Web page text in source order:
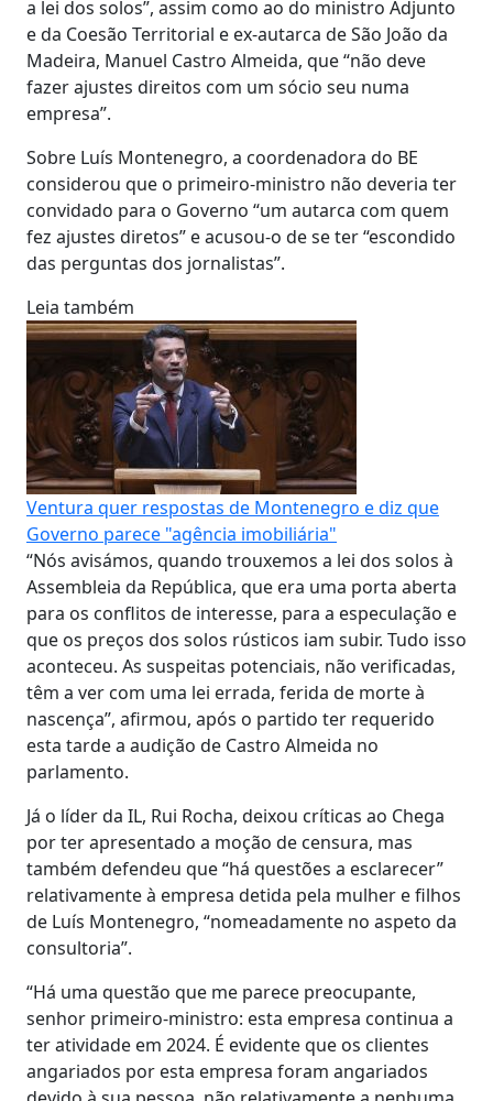
a lei dos solos”, assim como ao do ministro Adjunto
e da Coesão Territorial e ex-autarca de São João da
Madeira, Manuel Castro Almeida, que “não deve
fazer ajustes direitos com um sócio seu numa
empresa”.
Sobre Luís Montenegro, a coordenadora do BE
considerou que o primeiro-ministro não deveria ter
convidado para o Governo “um autarca com quem
fez ajustes diretos” e acusou-o de se ter “escondido
das perguntas dos jornalistas”.
Leia também
Ventura quer respostas de Montenegro e diz que
Governo parece "agência imobiliária"
“Nós avisámos, quando trouxemos a lei dos solos à
Assembleia da República, que era uma porta aberta
para os conflitos de interesse, para a especulação e
que os preços dos solos rústicos iam subir. Tudo isso
aconteceu. As suspeitas potenciais, não verificadas,
têm a ver com uma lei errada, ferida de morte à
nascença”, afirmou, após o partido ter requerido
esta tarde a audição de Castro Almeida no
parlamento.
Já o líder da IL, Rui Rocha, deixou críticas ao Chega
por ter apresentado a moção de censura, mas
também defendeu que “há questões a esclarecer”
relativamente à empresa detida pela mulher e filhos
de Luís Montenegro, “nomeadamente no aspeto da
consultoria”.
“Há uma questão que me parece preocupante,
senhor primeiro-ministro: esta empresa continua a
ter atividade em 2024. É evidente que os clientes
angariados por esta empresa foram angariados